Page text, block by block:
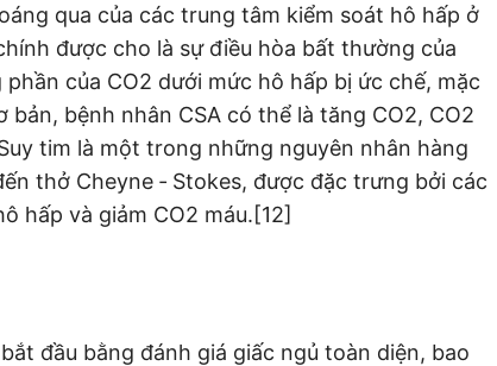
qua của các trung tâm kiểm soát hô hấp ở
được cho là sự điều hòa bất thường của
của CO2 dưới mức hô hấp bị ức chế, mặc
bệnh nhân CSA có thể là tăng CO2, CO2
tim là một trong những nguyên nhân hàng
thở Cheyne ‐ Stokes, được đặc trưng bởi các
hấp và giảm CO2 máu.[12]
đầu bằng đánh giá giấc ngủ toàn diện, bao